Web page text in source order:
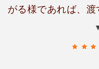
がる様であれば、
でOK、何日も続く